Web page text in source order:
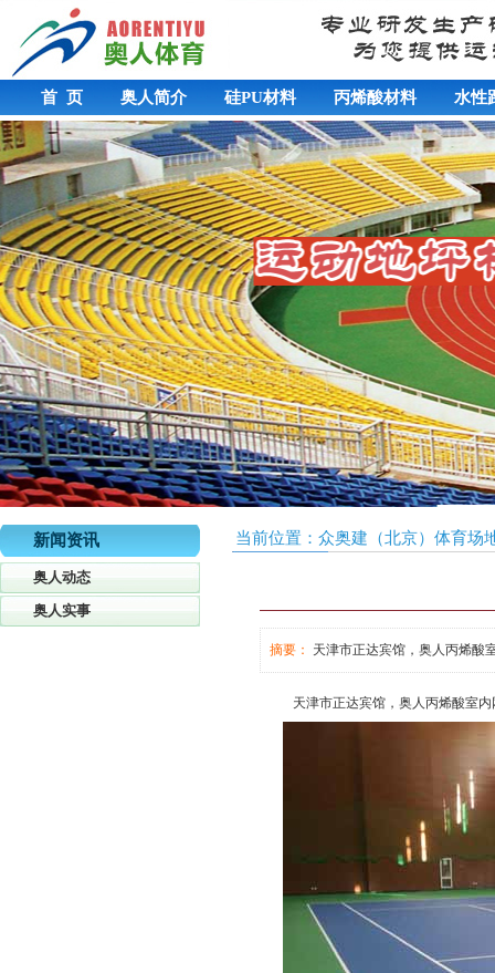
首 页 奥人简介 硅PU材料 丙烯酸材料 水性
新闻资讯
奥人动态
奥人实事
当前位置： 众奥建（北京）体育场
摘要： 天津市正达宾馆，奥人丙烯酸
天津市正达宾馆，奥人丙烯酸室内